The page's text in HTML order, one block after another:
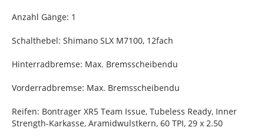
Anzahl Gänge: 1
Schalthebel: Shimano SLX M7100, 12fach
Hinterradbremse: Max. Bremsscheibendu
Vorderradbremse: Max. Bremsscheibendu
Reifen: Bontrager XR5 Team Issue, Tubeless Ready, Inner
Strength-Karkasse, Aramidwulstkern, 60 TPI, 29 x 2.50